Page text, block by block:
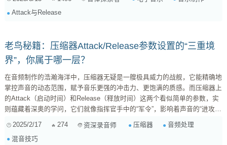
Attack的设置方法也大不相同。 1. Techno音乐中的Attack设置 Techno以其
厚重的低音和强烈的节奏感著称。为了让K...
Attack与Release
老鸟秘籍：压缩器Attack/Release参数设置的“三重境
界”，你属于哪一层？
在音频制作的浩瀚海洋中，压缩器无疑是一艘极具威力的战舰，它能精确地
掌控声音的动态范围，赋予音乐更强的冲击力、更饱满的质感。而压缩器上
的Attack（启动时间）和Release（释放时间）这两个看似简单的参数，实
则蕴藏着深奥的学问，它们就像指挥官手中的“军令”，影响着声音的“进攻”
Attack/Release参数设置，究竟存在着怎样的“三重境界”呢？ 第一重境界：
初窥门径，知其然，而不知其所以然 这一境界的你，可能刚开始接触压缩
2025/2/17 274 资深录音师 压缩器
音频处理
混音技巧